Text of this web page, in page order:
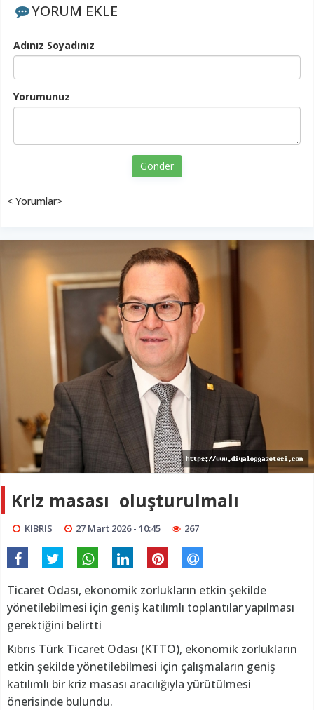
YORUM EKLE
Adınız Soyadınız
Yorumunuz
Gönder
< Yorumlar>
Kriz masası oluşturulmalı
KIBRIS 27 Mart 2026 - 10:45 267
Ticaret Odası, ekonomik zorlukların etkin şekilde
yönetilebilmesi için geniş katılımlı toplantılar yapılması
gerektiğini belirtti
Kıbrıs Türk Ticaret Odası (KTTO), ekonomik zorlukların
etkin şekilde yönetilebilmesi için çalışmaların geniş
katılımlı bir kriz masası aracılığıyla yürütülmesi
önerisinde bulundu.